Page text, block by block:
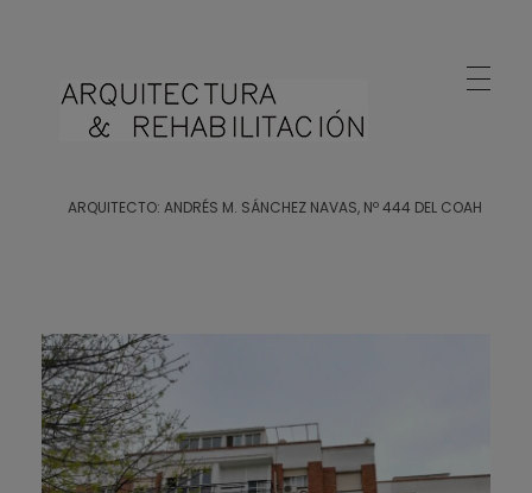
ARQUITECTO: ANDRÉS M. SÁNCHEZ NAVAS, Nº 444 DEL COAH